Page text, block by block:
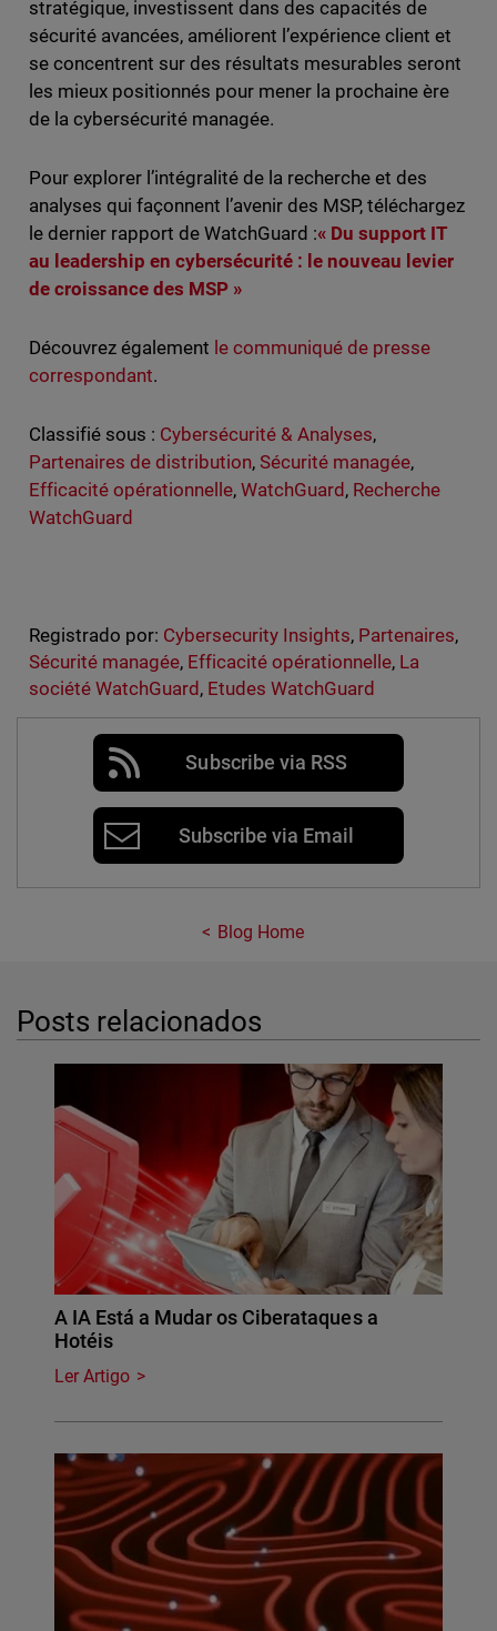
stratégique, investissent dans des capacités de
sécurité avancées, améliorent l’expérience client et
se concentrent sur des résultats mesurables seront
les mieux positionnés pour mener la prochaine ère
de la cybersécurité managée.
Pour explorer l’intégralité de la recherche et des
analyses qui façonnent l’avenir des MSP, téléchargez
le dernier rapport de WatchGuard :« Du support IT
au leadership en cybersécurité : le nouveau levier
de croissance des MSP »
Découvrez également le communiqué de presse
correspondant.
Classifié sous : Cybersécurité & Analyses,
Partenaires de distribution, Sécurité managée,
Efficacité opérationnelle, WatchGuard , Recherche
WatchGuard
Registrado por: Cybersecurity Insights, Partenaires,
Sécurité managée, Efficacité opérationnelle, La
société WatchGuard , Etudes WatchGuard
Subscribe via RSS
Subscribe via Email
Blog Home
Posts relacionados
A IA Está a Mudar os Ciberataques a
Hotéis
Ler Artigo